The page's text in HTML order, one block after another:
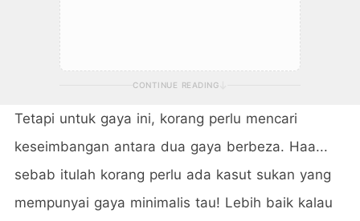
CONTINUE READING
Tetapi untuk gaya ini, korang perlu mencari
keseimbangan antara dua gaya berbeza. Haa...
sebab itulah korang perlu ada kasut sukan yang
mempunyai gaya minimalis tau! Lebih baik kalau